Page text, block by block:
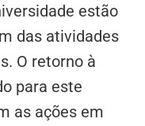
estão
das atividades
O retorno à
para este
as ações em